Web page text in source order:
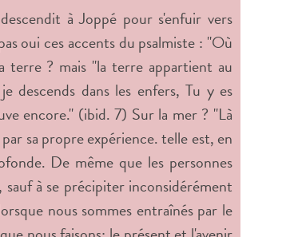
à Joppé pour s'enfuir vers
oui ces accents du psalmiste : "Où
? mais "la terre appartient au
descends dans les enfers, Tu y es
encore." (ibid. 7) Sur la mer ? "Là
sa propre expérience. telle est, en
De même que les personnes
à se précipiter inconsidérément
nous sommes entraînés par le